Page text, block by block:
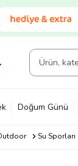
Doğum Günü
Su Sporları